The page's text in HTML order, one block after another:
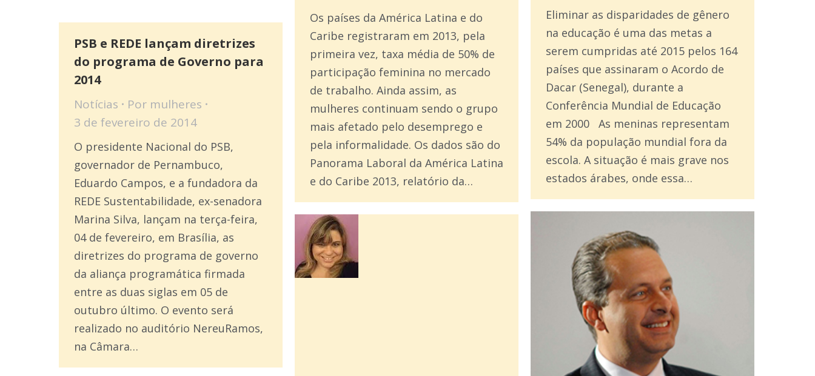
Eliminar as disparidades de gênero
na educação é uma das metas a
serem cumpridas até 2015 pelos 164
países que assinaram o Acordo de
Dacar (Senegal), durante a
Conferência Mundial de Educação
em 2000 As meninas representam
54% da população mundial fora da
escola. A situação é mais grave nos
estados árabes, onde essa…
Os países da América Latina e do
Caribe registraram em 2013, pela
primeira vez, taxa média de 50% de
participação feminina no mercado
de trabalho. Ainda assim, as
mulheres continuam sendo o grupo
mais afetado pelo desemprego e
pela informalidade. Os dados são do
Panorama Laboral da América Latina
e do Caribe 2013, relatório da…
PSB e REDE lançam diretrizes
do programa de Governo para
2014
Notícias Por mulheres
3 de fevereiro de 2014
O presidente Nacional do PSB,
governador de Pernambuco,
Eduardo Campos, e a fundadora da
REDE Sustentabilidade, ex-senadora
Marina Silva, lançam na terça-feira,
04 de fevereiro, em Brasília, as
diretrizes do programa de governo
da aliança programática firmada
entre as duas siglas em 05 de
outubro último. O evento será
realizado no auditório NereuRamos,
na Câmara…